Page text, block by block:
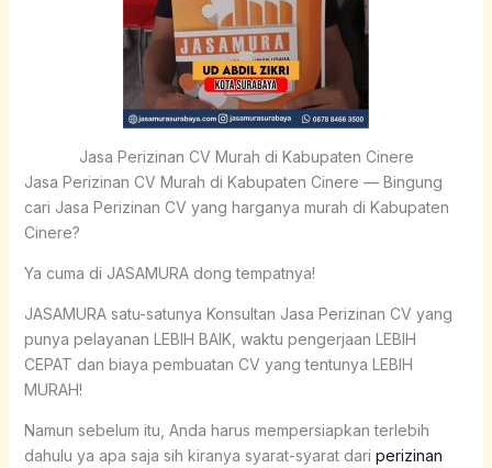
Jasa Perizinan CV Murah di Kabupaten Cinere
Jasa Perizinan CV Murah di Kabupaten Cinere — Bingung
cari Jasa Perizinan CV yang harganya murah di Kabupaten
Cinere?
Ya cuma di JASAMURA dong tempatnya!
JASAMURA satu-satunya Konsultan Jasa Perizinan CV yang
punya pelayanan LEBIH BAIK, waktu pengerjaan LEBIH
CEPAT dan biaya pembuatan CV yang tentunya LEBIH
MURAH!
Namun sebelum itu, Anda harus mempersiapkan terlebih
dahulu ya apa saja sih kiranya syarat-syarat dari perizinan